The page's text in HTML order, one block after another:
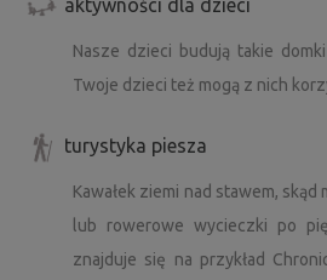
tak bardzo, jak to możliwe :).
kempingu, aby był gotowy na
Nie ma potrzeby czekać na moją
rezerwację, więc jeśli jest
terminach, zarezerwuj
Nasze dzieci budują takie
Twoje dzieci też mogą z nich
turystyka piesza
Kawałek ziemi nad stawem,
lub rowerowe wycieczki po
znajduje się na przykład